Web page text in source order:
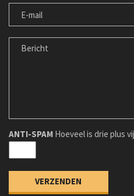
E-
MAIL
BERICHT
ANTI-SPAM Hoeveel is drie plus